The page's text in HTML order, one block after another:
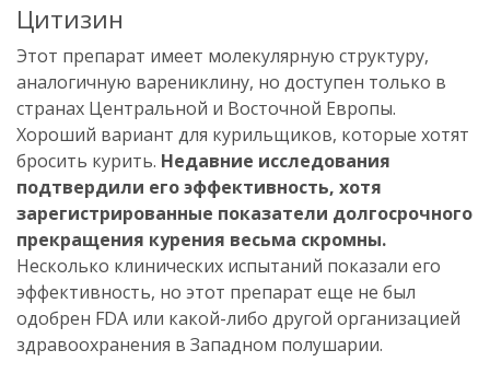
Цитизин
Этот препарат имеет молекулярную структуру,
аналогичную варениклину, но доступен только в
странах Центральной и Восточной Европы.
Хороший вариант для курильщиков, которые хотят
бросить курить. Недавние исследования
подтвердили его эффективность, хотя
зарегистрированные показатели долгосрочного
прекращения курения весьма скромны.
Несколько клинических испытаний показали его
эффективность, но этот препарат еще не был
одобрен FDA или какой-либо другой организацией
здравоохранения в Западном полушарии.